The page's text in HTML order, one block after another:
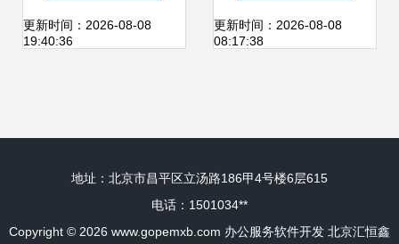
箱，时间财富网助
更新时间：2026-08-08
19:40:36
精神用心服务 梦幻
更新时间：2026-08-08
08:17:38
地址：北京市昌平区立汤路186甲4号楼6层615
电话：1501034**
Copyright © 2026 www.gopemxb.com 办公服务软件开发 北京汇恒鑫